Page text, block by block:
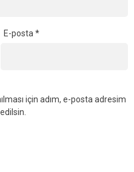
E-posta*
için adım, e-posta adresim